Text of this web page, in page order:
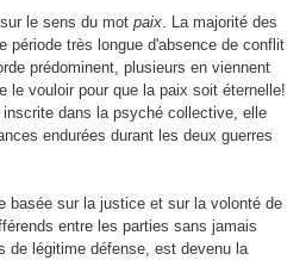
sur le sens du mot paix. La majorité des
période très longue d'absence de conflit
prédominent, plusieurs en viennent
le vouloir pour que la paix soit éternelle!
dans la psyché collective, elle
endurées durant les deux guerres
basée sur la justice et sur la volonté de
entre les parties sans jamais
de légitime défense, est devenu la